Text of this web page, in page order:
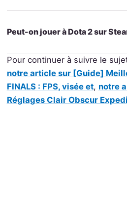
Peut-on jouer à Dota 2 sur
Pour continuer à suivre le
notre article sur [Guide]
FINALS : FPS, visée et, notre
Réglages Clair Obscur